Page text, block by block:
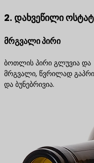
2. დახვეწილი
მრგვალი პირი
ბოთლის პირი გლუვია და
მრგვალი, წვრილად
და ბუნებრივია.